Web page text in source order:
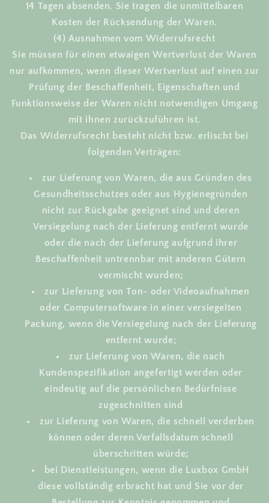
14 Tagen absenden. Sie tragen die unmittelbaren
Kosten der Rücksendung der Waren.
(4) Ausnahmen vom Widerrufsrecht
Sie müssen für einen etwaigen Wertverlust der Waren
nur aufkommen, wenn dieser Wertverlust auf einen zur
Prüfung der Beschaffenheit, Eigenschaften und
Funktionsweise der Waren nicht notwendigen Umgang
mit ihnen zurückzuführen ist.
Das Widerrufsrecht besteht nicht bzw. erlischt bei
folgenden Verträgen:
zur Lieferung von Waren, die aus Gründen des
Gesundheitsschutzes oder aus Hygienegründen
nicht zur Rückgabe geeignet sind und deren
Versiegelung nach der Lieferung entfernt wurde
oder die nach der Lieferung aufgrund ihrer
Beschaffenheit untrennbar mit anderen Gütern
vermischt wurden;
zur Lieferung von Ton- oder Videoaufnahmen
oder Computersoftware in einer versiegelten
Packung, wenn die Versiegelung nach der Lieferung
entfernt wurde;
zur Lieferung von Waren, die nach
Kundenspezifikation angefertigt werden oder
eindeutig auf die persönlichen Bedürfnisse
zugeschnitten sind
zur Lieferung von Waren, die schnell verderben
können oder deren Verfallsdatum schnell
überschritten würde;
bei Dienstleistungen, wenn die Luxbox GmbH
diese vollständig erbracht hat und Sie vor der